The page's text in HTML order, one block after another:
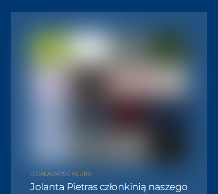
DZIAŁALNOŚĆ KLUBU
Jolanta Pietras członkinią naszego